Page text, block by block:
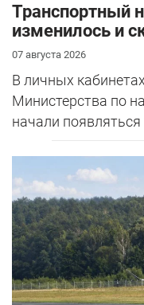
Транспортный
изменилось и
07 августа 2026
В личных
Министерства по
начали